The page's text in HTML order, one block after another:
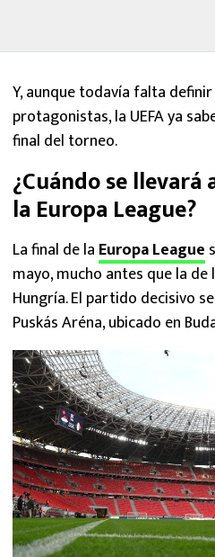
Y, aunque todavía falta
protagonistas, la UEFA ya
final del torneo.
¿Cuándo se llevará
la Europa League?
La final de la Europa League
mayo, mucho antes que la de
Hungría. El partido decisivo
Puskás Aréna, ubicado en